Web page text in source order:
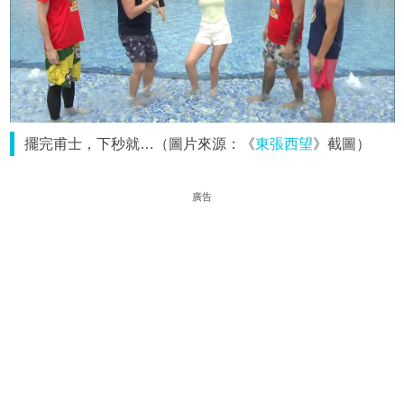
擺完甫士，下秒就…（圖片來源：《東張西望》截圖）
廣告